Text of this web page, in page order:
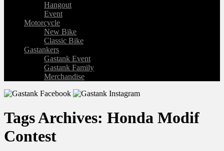
Hangout
Event
Motorcycle
New Bike
Classic Bike
Gastankers
Gastank Event
Gastank Family
Merchandise
Tags Archives: Honda Modif
Contest